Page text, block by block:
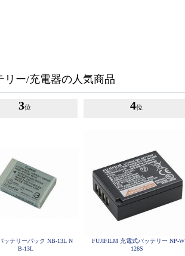
リー/充電器の人気商品
3位
ッテリーパック NB-13L N
B-13L
4位
FUJIFILM 充電式バッテリー NP-W
126S